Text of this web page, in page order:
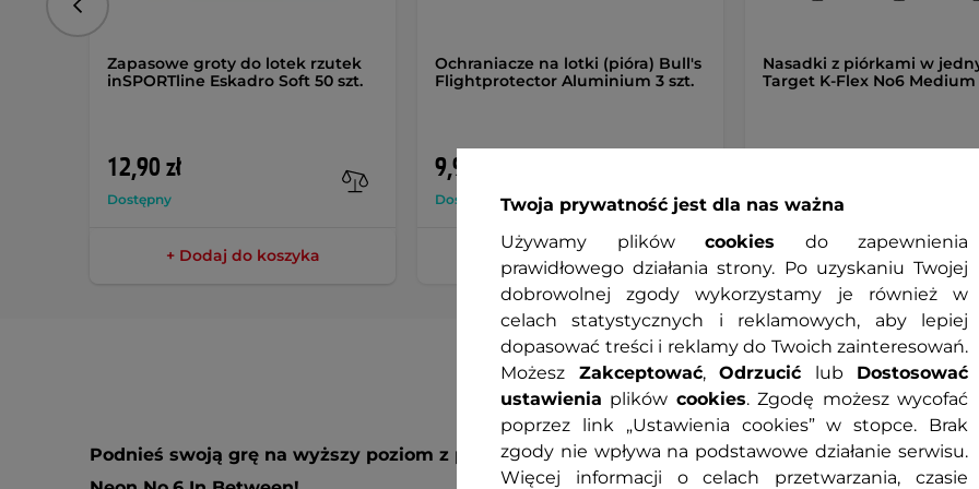
Zapasowe groty do lotek rzutek
inSPORTline Eskadro Soft 50 szt.
12,90 zł
Dostępny
+ Dodaj do koszyka
Ochraniacze na lotki (pióra) Bull's
Flightprotector Aluminium 3 szt.
9,90 zł
Dostępny
+ Dodaj do koszyka
Nasadki z piórkami w
Target K-Flex No6 Medium
Dostępny
+ Dodaj do koszyka
Poprzedni
Podnieś swoją grę na wyższy poziom z piórkami i nasadkami 2w1 Target K-Flex
Twoja prywatność jest dla nas ważna
Używamy plików cookies do zapewnienia
prawidłowego działania strony. Po uzyskaniu Twojej
dobrowolnej zgody wykorzystamy je również w
celach statystycznych i reklamowych, aby lepiej
dopasować treści i reklamy do Twoich zainteresowań.
Możesz Zakceptować, Odrzucić lub Dostosować
ustawienia plików cookies. Zgodę możesz wycofać
poprzez link „Ustawienia cookies” w stopce. Brak
zgody nie wpływa na podstawowe działanie serwisu.
Więcej informacji o celach przetwarzania, czasie